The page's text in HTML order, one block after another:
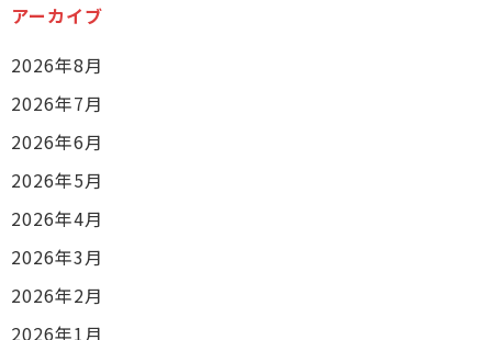
アーカイブ
2026年8月
2026年7月
2026年6月
2026年5月
2026年4月
2026年3月
2026年2月
2026年1月